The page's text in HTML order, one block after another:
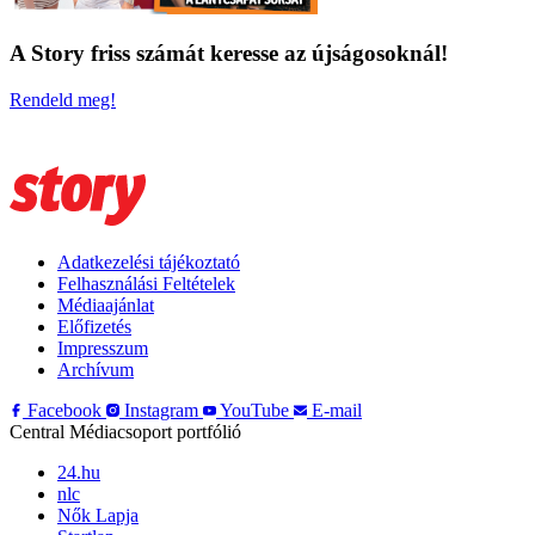
A Story friss számát keresse az újságosoknál!
Rendeld meg!
Adatkezelési tájékoztató
Felhasználási Feltételek
Médiaajánlat
Előfizetés
Impresszum
Archívum
Facebook
Instagram YouTube
E-mail
Central Médiacsoport portfólió
24.hu
nlc
Nők Lapja